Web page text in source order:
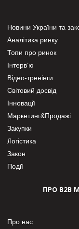
Новини України та
Аналітика ринку
Топи про ринок
Інтерв’ю
Відео-тренінги
Світовий досвід
Інновації
Маркетинг&Продажі
Закупки
Логістика
Закон
Події
ПРО В2В
Про нас